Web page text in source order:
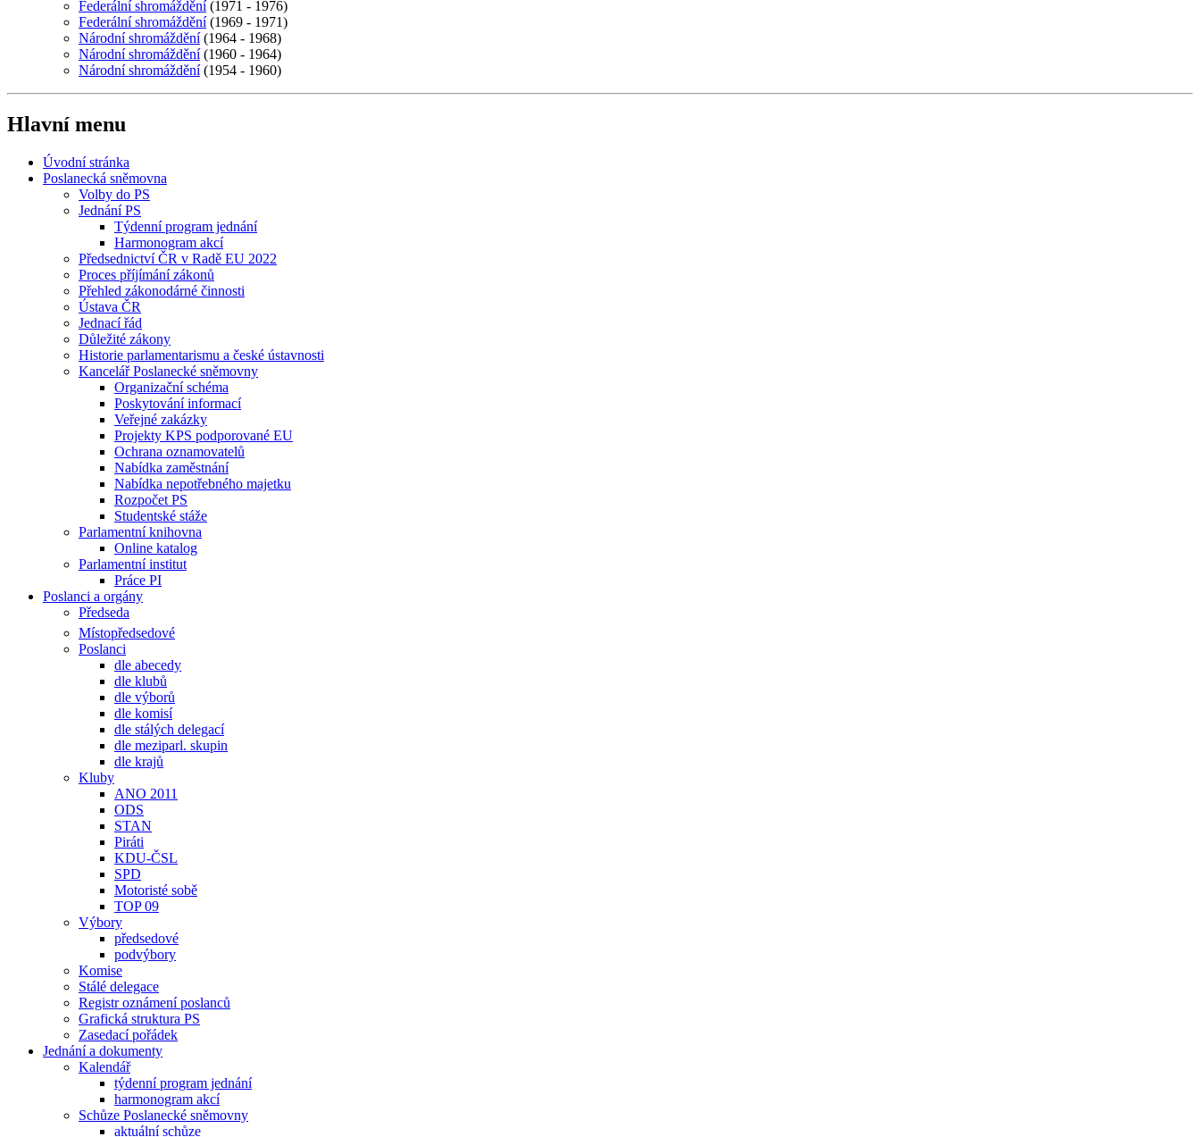
Federální shromáždění(1971 - 1976)
Federální shromáždění(1969 - 1971)
Národní shromáždění(1964 - 1968)
Národní shromáždění(1960 - 1964)
Národní shromáždění(1954 - 1960)
Hlavní menu
Úvodní stránka
Poslanecká sněmovna
Volby do PS
Jednání PS
Týdenní program jednání
Harmonogram akcí
Předsednictví ČR v Radě EU 2022
Proces příjímání zákonů
Přehled zákonodárné činnosti
Ústava ČR
Jednací řád
Důležité zákony
Historie parlamentarismu a české ústavnosti
Kancelář Poslanecké sněmovny
Organizační schéma
Poskytování informací
Veřejné zakázky
Projekty KPS podporované EU
Ochrana oznamovatelů
Nabídka zaměstnání
Nabídka nepotřebného majetku
Rozpočet PS
Studentské stáže
Parlamentní knihovna
Online katalog
Parlamentní institut
Práce PI
Poslanci a orgány
Předseda
Místopředsedové
Poslanci
dle abecedy
dle klubů
dle výborů
dle komisí
dle stálých delegací
dle meziparl. skupin
dle krajů
Kluby
ANO 2011
ODS
STAN
Piráti
KDU-ČSL
SPD
Motoristé sobě
TOP 09
Výbory
předsedové
podvýbory
Komise
Stálé delegace
Registr oznámení poslanců
Grafická struktura PS
Zasedací pořádek
Jednání a dokumenty
Kalendář
týdenní program jednání
harmonogram akcí
Schůze Poslanecké sněmovny
aktuální schůze